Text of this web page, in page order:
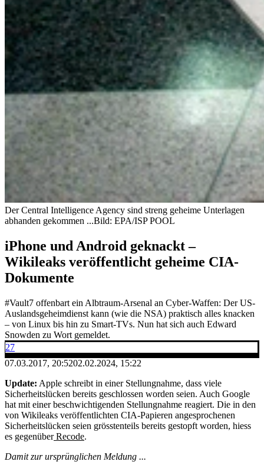
Der Central Intelligence Agency sind streng geheime Unterlagen
abhanden gekommen ...Bild: EPA/ISP POOL
iPhone und Android geknackt –
Wikileaks veröffentlicht geheime CIA-
Dokumente
#Vault7 offenbart ein Albtraum-Arsenal an Cyber-Waffen: Der US-
Auslandsgeheimdienst kann (wie die NSA) praktisch alles knacken
– von Linux bis hin zu Smart-TVs. Nun hat sich auch Edward
Snowden zu Wort gemeldet.
27
07.03.2017, 20:5202.02.2024, 15:22
Update: Apple schreibt in einer Stellungnahme, dass viele
Sicherheitslücken bereits geschlossen worden seien. Auch Google
hat mit einer beschwichtigenden Stellungnahme reagiert. Die in den
von Wikileaks veröffentlichten CIA-Papieren angesprochenen
Sicherheitslücken seien grösstenteils bereits gestopft worden, hiess
es gegenüberRecode.
Damit zur ursprünglichen Meldung ...